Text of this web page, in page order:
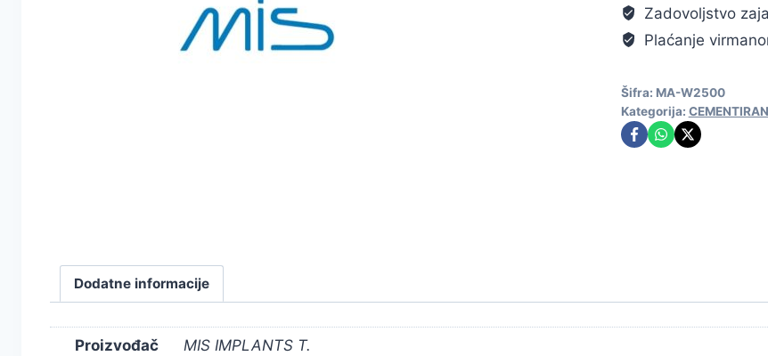
Zadovoljstvo
Plaćanje
Šifra: MA-W2500
Kategorija:
Dodatne informacije
Proizvođač MIS IMPLANTS T.